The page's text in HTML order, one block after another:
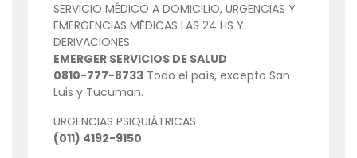
SERVICIO MÉDICO A DOMICILIO, URGENCIAS Y
EMERGENCIAS MÉDICAS LAS 24 HS Y
DERIVACIONES
EMERGER SERVICIOS DE SALUD
0810-777-8733 Todo el país, excepto San
Luis y Tucuman.
URGENCIAS PSIQUIÁTRICAS
(011) 4192-9150